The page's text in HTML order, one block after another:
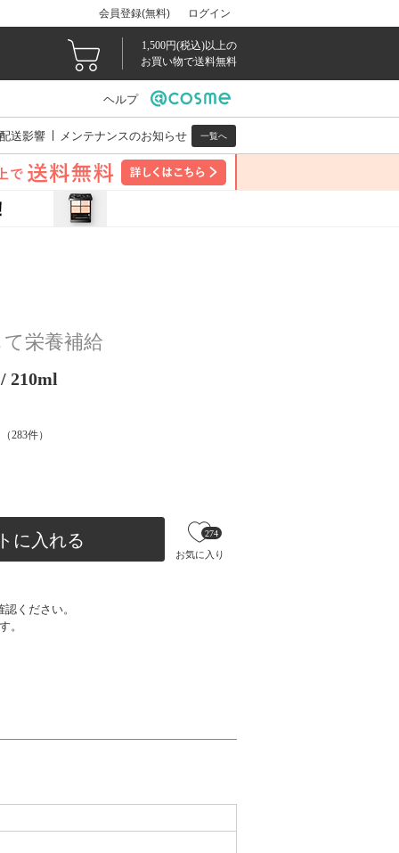
会員登録(無料) ログイン
1,500円(税込)以上の
お買い物で送料無料
ヘルプ
送影響 メンテナンスのお知らせ 一覧へ
栄養補給
210ml
（283件）
に入れる
お気に入り
274
ください。
。